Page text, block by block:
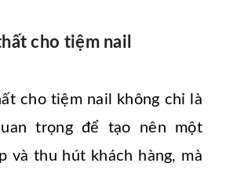
cho tiệm nail
cho tiệm nail không chỉ là
trọng để tạo nên một
và thu hút khách hàng, mà